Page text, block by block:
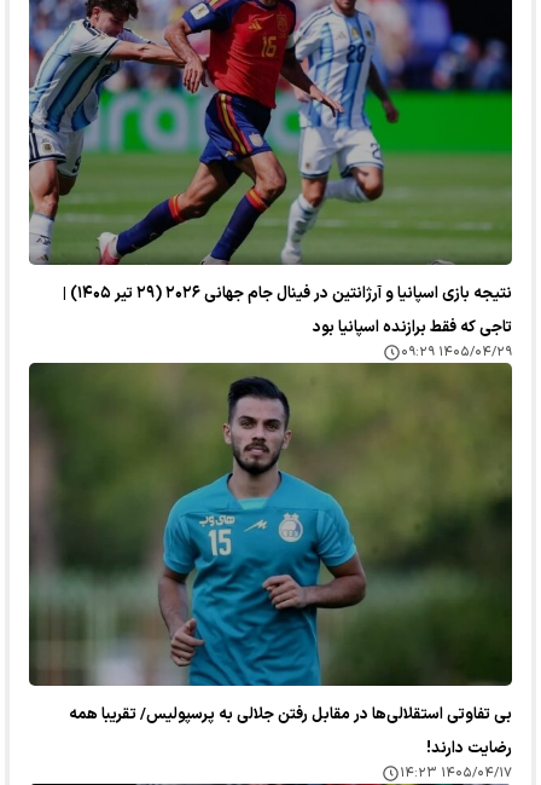
نتیجه بازی اسپانیا و آرژانتین در فینال جام جهانی ۲۰۲۶ (۲۹ تیر ۱۴۰۵) |
تاجی که فقط برازنده اسپانیا بود
۱۴۰۵/۰۴/۲۹ ۰۹:۲۹
بی تفاوتی استقلالی‌ها در مقابل رفتن جلالی به پرسپولیس/ تقریبا همه
رضایت دارند!
۱۴۰۵/۰۴/۱۷ ۱۴:۲۳